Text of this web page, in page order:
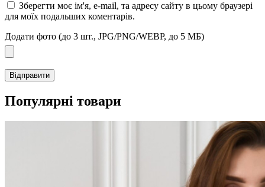
Зберегти моє ім'я, e-mail, та адресу сайту в цьому браузері
для моїх подальших коментарів.
Додати фото (до 3 шт., JPG/PNG/WEBP, до 5 МБ)
Популярні товари